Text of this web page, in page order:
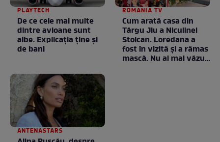
PLAYTECH
De ce cele mai multe
dintre avioane sunt
albe. Explicația ține și
de bani
ROMANIA TV
Cum arată casa din
Târgu Jiu a Niculinei
Stoican. Loredana a
fost în vizită și a rămas
mască. Nu ai mai văzut
ANTENASTARS